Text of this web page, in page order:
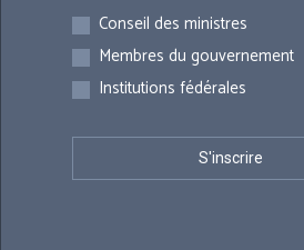
Inscriptions
Conseil des ministres
Membres du gouvernement
Institutions fédérales